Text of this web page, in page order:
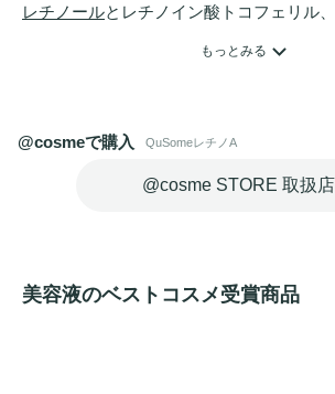
レチノールとレチノイン酸トコフェリル
験済み（乾燥による小じわ）
もっとみる
@cosmeで購入 QuSomeレチノA
@cosme STORE 取扱
美容液のベストコスメ受賞商品